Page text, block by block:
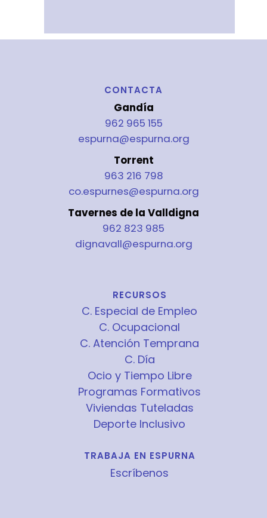
CONTACTA
Gandía
962 965 155
espurna@espurna.org
Torrent
963 216 798
co.espurnes@espurna.org
Tavernes de la Valldigna
962 823 985
dignavall@espurna.org
RECURSOS
C. Especial de Empleo
C. Ocupacional
C. Atención Temprana
C. Día
Ocio y Tiempo Libre
Programas Formativos
Viviendas Tuteladas
Deporte Inclusivo
TRABAJA EN ESPURNA
Escríbenos